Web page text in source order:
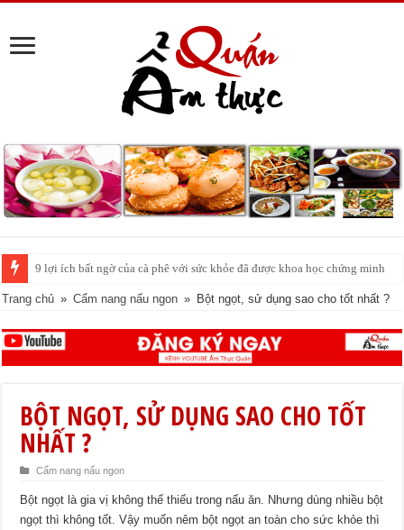
Cách pha nước chanh đá ngon đều nhau 10 ly như 1
Trang chủ » Cẩm nang nấu ngon » Bột ngọt, sử dụng sao cho tốt nhất ?
BỘT NGỌT, SỬ DỤNG SAO CHO TỐT
NHẤT ?
Cẩm nang nấu ngon
Bột ngọt là gia vị không thể thiếu trong nấu ăn. Nhưng dùng nhiều bột
ngọt thì không tốt. Vậy muốn nêm bột ngọt an toàn cho sức khỏe thì